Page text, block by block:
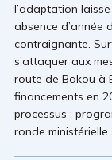
l’adaptation
absence d’année
contraignante.
s’attaquer aux
route de Bakou à
financements en
processus :
ronde ministérielle